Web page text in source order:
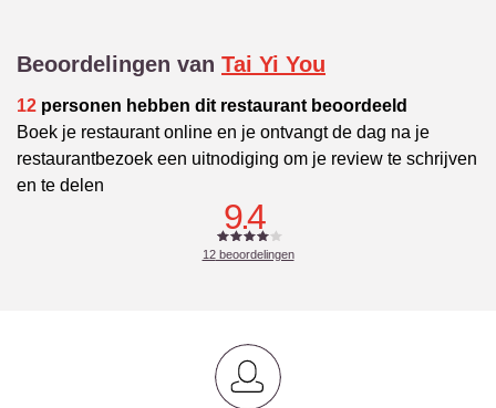
Beoordelingen van Tai Yi You
12 personen hebben dit restaurant beoordeeld
Boek je restaurant online en je ontvangt de dag na je
restaurantbezoek een uitnodiging om je review te schrijven
en te delen
9.4
12beoordelingen